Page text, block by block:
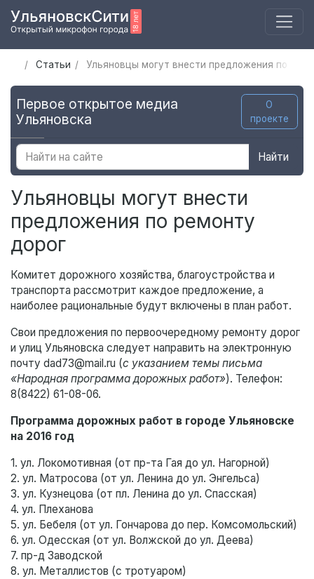
Статьи Ульяновцы могут внести предложения по
Первое открытое медиа
Ульяновска
О
проекте
Найти
Ульяновцы могут внести
предложения по ремонту
дорог
Комитет дорожного хозяйства, благоустройства и
транспорта рассмотрит каждое предложение, а
наиболее рациональные будут включены в план работ.
Свои предложения по первоочередному ремонту дорог
и улиц Ульяновска следует направить на электронную
почту dad73@mail.ru (с указанием темы письма
«Народная программа дорожных работ»). Телефон:
8(8422) 61-08-06.
Программа дорожных работ в городе Ульяновске
на 2016 год
1. ул. Локомотивная (от пр-та Гая до ул. Нагорной)
2. ул. Матросова (от ул. Ленина до ул. Энгельса)
3. ул. Кузнецова (от пл. Ленина до ул. Спасская)
4. ул. Плеханова
5. ул. Бебеля (от ул. Гончарова до пер. Комсомольский)
6. ул. Одесская (от ул. Волжской до ул. Деева)
7. пр-д Заводской
8. ул. Металлистов (с тротуаром)